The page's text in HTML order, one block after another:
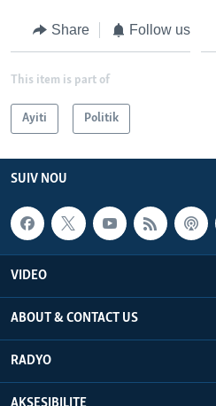
Share Follow us
This item is part of
Ayiti Politik
SUIV NOU
VIDEO
ABOUT & CONTACT US
RADYO